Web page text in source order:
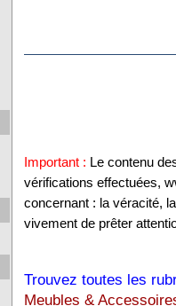
Important : Le contenu
vérifications effectuées,
concernant : la véracité,
vivement de prêter
Trouvez toutes les
Meubles &